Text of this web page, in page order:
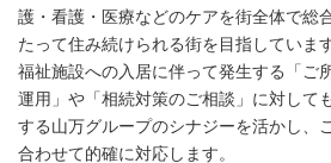
護・看護・医療などのケアを街全体で総
たって住み続けられる街を目指しています
福祉施設への入居に伴って発生する「ご
運用」や「相続対策のご相談」に対して
する山万グループのシナジーを活かし、
合わせて的確に対応します。